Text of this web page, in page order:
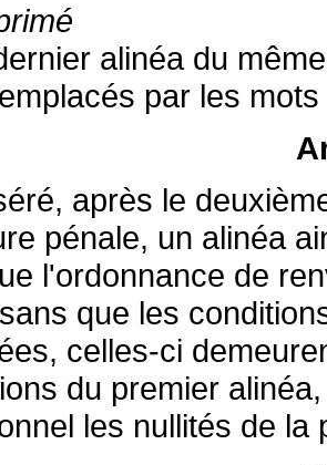
alinéa du
par les
après le
pénale, un alinéa
l'ordonnance de
que les
celles-ci
du premier
les nullités de la